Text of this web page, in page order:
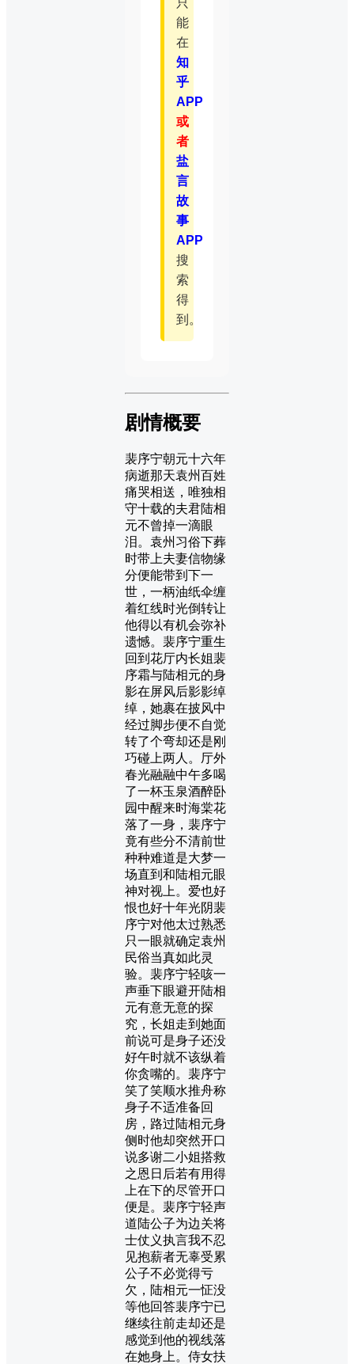
只
能
在
知
乎
APP
或
者
盐
言
故
事
APP
搜
索
得
到。
剧情概要
裴序宁朝元十六年
病逝那天袁州百姓
痛哭相送，唯独相
守十载的夫君陆相
元不曾掉一滴眼
泪。袁州习俗下葬
时带上夫妻信物缘
分便能带到下一
世，一柄油纸伞缠
着红线时光倒转让
他得以有机会弥补
遗憾。裴序宁重生
回到花厅内长姐裴
序霜与陆相元的身
影在屏风后影影绰
绰，她裹在披风中
经过脚步便不自觉
转了个弯却还是刚
巧碰上两人。厅外
春光融融中午多喝
了一杯玉泉酒醉卧
园中醒来时海棠花
落了一身，裴序宁
竟有些分不清前世
种种难道是大梦一
场直到和陆相元眼
神对视上。爱也好
恨也好十年光阴裴
序宁对他太过熟悉
只一眼就确定袁州
民俗当真如此灵
验。裴序宁轻咳一
声垂下眼避开陆相
元有意无意的探
究，长姐走到她面
前说可是身子还没
好午时就不该纵着
你贪嘴的。裴序宁
笑了笑顺水推舟称
身子不适准备回
房，路过陆相元身
侧时他却突然开口
说多谢二小姐搭救
之恩日后若有用得
上在下的尽管开口
便是。裴序宁轻声
道陆公子为边关将
士仗义执言我不忍
见抱薪者无辜受累
公子不必觉得亏
欠，陆相元一怔没
等他回答裴序宁已
继续往前走却还是
感觉到他的视线落
在她身上。侍女扶